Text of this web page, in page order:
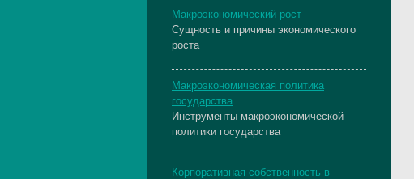
Макроэкономический рост
Сущность и причины экономического
роста
Макроэкономическая политика
государства
Инструменты макроэкономической
политики государства
Корпоративная собственность в